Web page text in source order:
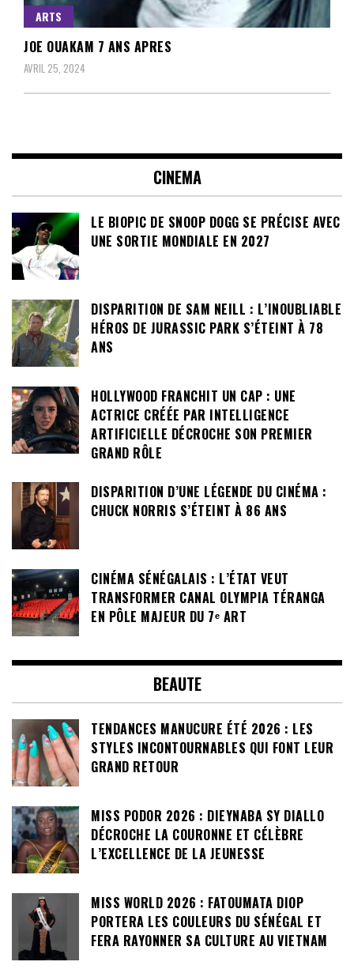
ARTS
JOE OUAKAM 7 ANS APRES
AVRIL 25, 2024
CINEMA
LE BIOPIC DE SNOOP DOGG SE PRÉCISE AVEC
UNE SORTIE MONDIALE EN 2027
DISPARITION DE SAM NEILL : L’INOUBLIABLE
HÉROS DE JURASSIC PARK S’ÉTEINT À 78
ANS
HOLLYWOOD FRANCHIT UN CAP : UNE
ACTRICE CRÉÉE PAR INTELLIGENCE
ARTIFICIELLE DÉCROCHE SON PREMIER
GRAND RÔLE
DISPARITION D’UNE LÉGENDE DU CINÉMA :
CHUCK NORRIS S’ÉTEINT À 86 ANS
CINÉMA SÉNÉGALAIS : L’ÉTAT VEUT
TRANSFORMER CANAL OLYMPIA TÉRANGA
EN PÔLE MAJEUR DU 7ᵉ ART
BEAUTE
TENDANCES MANUCURE ÉTÉ 2026 : LES
STYLES INCONTOURNABLES QUI FONT LEUR
GRAND RETOUR
MISS PODOR 2026 : DIEYNABA SY DIALLO
DÉCROCHE LA COURONNE ET CÉLÈBRE
L’EXCELLENCE DE LA JEUNESSE
MISS WORLD 2026 : FATOUMATA DIOP
PORTERA LES COULEURS DU SÉNÉGAL ET
FERA RAYONNER SA CULTURE AU VIETNAM